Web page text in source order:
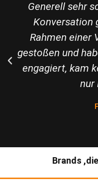
Generell sehr
Konversation
Rahmen einer
gestoßen und
engagiert, kam
nur
Brands